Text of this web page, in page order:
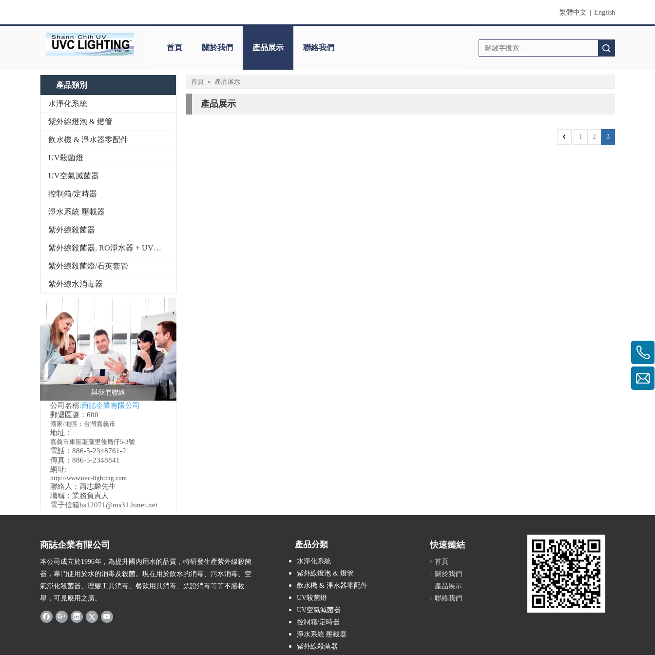
繁體中文 English
首頁 關於我們 產品展示 聯絡我們
產品類別
水淨化系統
紫外線燈泡 & 燈管
飲水機 & 淨水器零配件
UV殺菌燈
UV空氣滅菌器
控制箱/定時器
淨水系統 壓載器
紫外線殺菌器
紫外線殺菌器, RO淨水器 + UV殺菌燈
紫外線殺菌燈/石英套管
紫外線水消毒器
與我們聯絡
公司名稱:商誌企業有限公司
郵遞區號：600
國家/地區：台灣嘉義市
地址：
嘉義市東區荖藤里後厝仔5-3號
電話：886-5-2348761-2
傳真：886-5-2348841
網址:
http://www.uvc-lighting.com
聯絡人：蕭志麟先生
職稱：業務負責人
電子信箱hs12071@ms31.hinet.net
首頁 » 產品展示
產品展示
« 1 2 3
商誌企業有限公司
本公司成立於1996年，為提升國內用水的品質，特研發生產紫外線殺菌
器，專門使用於水的消毒及殺菌。現在用於飲水的消毒、污水消毒、空
氣淨化殺菌器、理髮工具消毒、餐飲用具消毒、票證消毒等等不勝枚
舉，可見應用之廣。
產品分類
水淨化系統
紫外線燈泡 & 燈管
飲水機 & 淨水器零配件
UV殺菌燈
UV空氣滅菌器
控制箱/定時器
淨水系統 壓載器
紫外線殺菌器
快速鏈結
首頁
關於我們
產品展示
聯絡我們